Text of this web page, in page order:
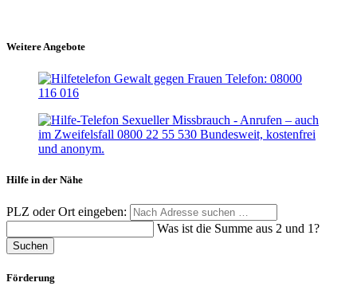
Weitere Angebote
Hilfe in der Nähe
PLZ oder Ort eingeben:
Was ist die Summe aus 2 und 1?
Suchen
Förderung